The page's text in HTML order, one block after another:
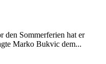
den Sommerferien hat er
Marko Bukvic dem...